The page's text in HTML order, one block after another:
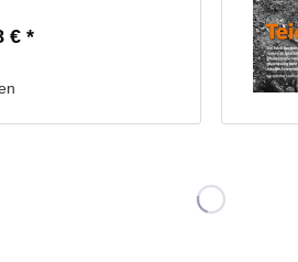
in den sozialen...
€ *